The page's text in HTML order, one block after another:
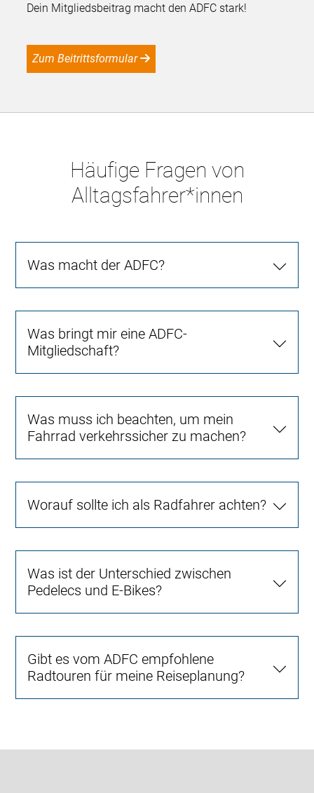
Dein Mitgliedsbeitrag macht den ADFC stark!
Zum Beitrittsformular
Häufige Fragen von
Alltagsfahrer*innen
Was macht der ADFC?
Was bringt mir eine ADFC-
Mitgliedschaft?
Was muss ich beachten, um mein
Fahrrad verkehrssicher zu machen?
Worauf sollte ich als Radfahrer achten?
Was ist der Unterschied zwischen
Pedelecs und E-Bikes?
Gibt es vom ADFC empfohlene
Radtouren für meine Reiseplanung?